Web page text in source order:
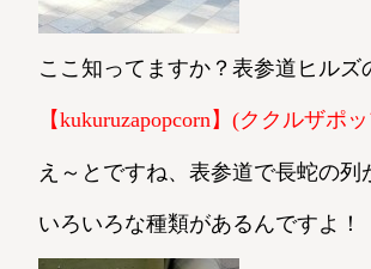
ここ知ってますか？表参道ヒルズ
【kukuruzapopcorn】(ククルザポ
え～とですね、表参道で長蛇の
いろいろな種類があるんですよ！